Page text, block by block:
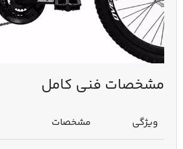
مشخصات فنی کامل
ویژگی مشخصات